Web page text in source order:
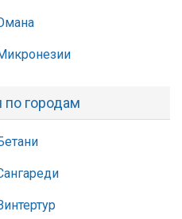
по городам